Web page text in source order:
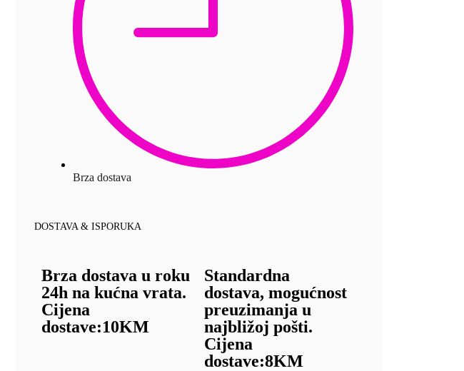
Brza dostava
DOSTAVA & ISPORUKA
Brza dostava u roku
24h na kućna vrata.
Cijena
dostave:10KM
Standardna
dostava, mogućnost
preuzimanja u
najbližoj pošti.
Cijena
dostave:8KM